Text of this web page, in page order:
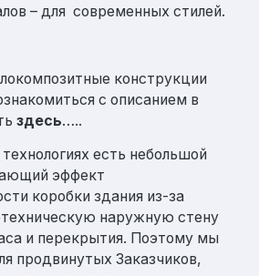
– для современных стилей.
конструкции
с описанием в
здесь…..
есть небольшой
эффект
коробки здания из-за
наружную стену
и перекрытия. Поэтому мы
продвинутых Заказчиков,